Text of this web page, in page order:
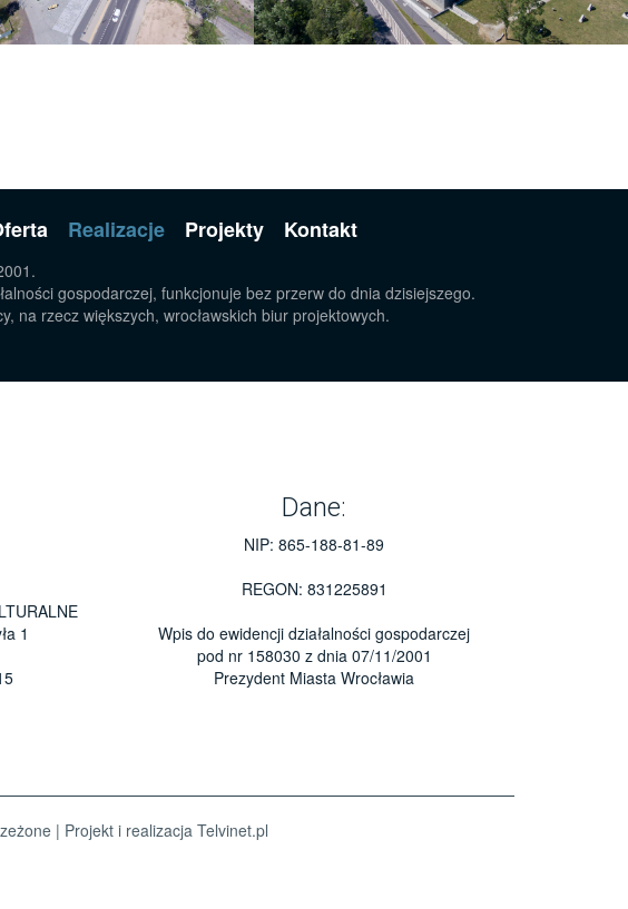
Realizacje Projekty Kontakt
gospodarczej, funkcjonuje bez przerw do dnia dzisiejszego.
na rzecz większych, wrocławskich biur projektowych.
1
Dane:
NIP: 865-188-81-89
REGON: 831225891
Wpis do ewidencji działalności gospodarczej
pod nr 158030 z dnia 07/11/2001
Prezydent Miasta Wrocławia
| Projekt i realizacjaTelvinet.pl